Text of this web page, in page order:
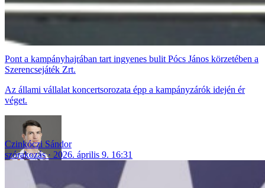
Pont a kampányhajrában tart ingyenes bulit Pócs János körzetében a
Szerencsejáték Zrt.
Az állami vállalat koncertsorozata épp a kampányzárók idején ér
véget.
Czinkóczi Sándor
szórakozás
2026. április 9. 16:31